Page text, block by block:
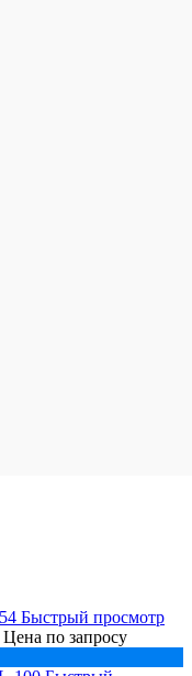
Быстрый просмотр
Цена по запросу